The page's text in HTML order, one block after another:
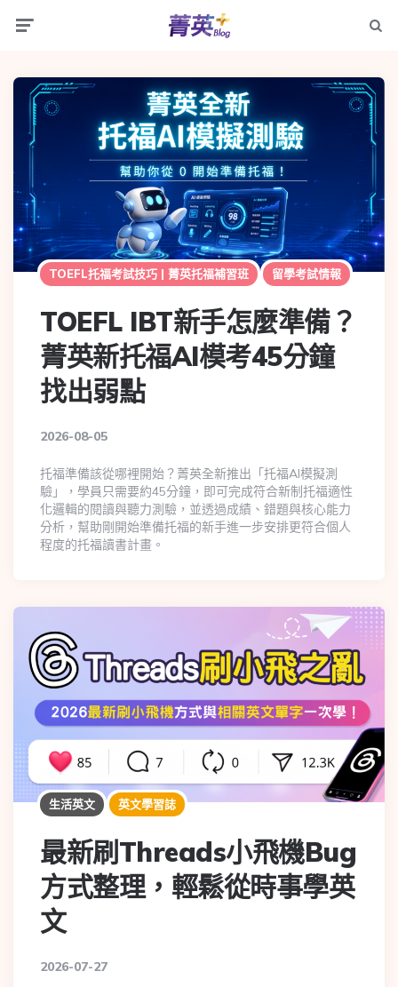
TOEFL托福考試技巧 | 菁英托福補習班 留學考試情報
TOEFL IBT新手怎麼準備？
菁英新托福AI模考45分鐘
找出弱點
2026-08-05
托福準備該從哪裡開始？菁英全新推出「托福AI模擬測
驗」，學員只需要約45分鐘，即可完成符合新制托福適性
化邏輯的閱讀與聽力測驗，並透過成績、錯題與核心能力
分析，幫助剛開始準備托福的新手進一步安排更符合個人
程度的托福讀書計畫。
生活英文 英文學習誌
最新刷Threads小飛機Bug
方式整理，輕鬆從時事學英
文
2026-07-27